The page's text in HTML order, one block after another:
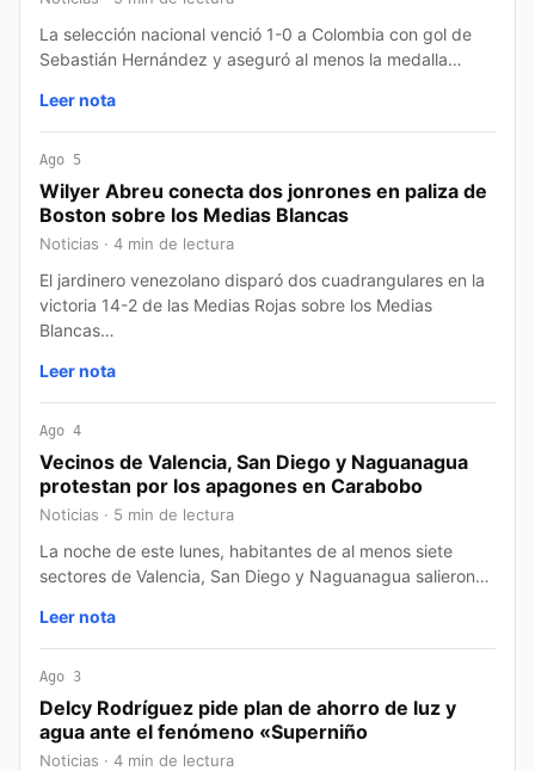
La selección nacional venció 1-0 a Colombia con gol de
Sebastián Hernández y aseguró al menos la medalla…
Leer nota
Ago 5
Wilyer Abreu conecta dos jonrones en paliza de
Boston sobre los Medias Blancas
Noticias · 4 min de lectura
El jardinero venezolano disparó dos cuadrangulares en la
victoria 14-2 de las Medias Rojas sobre los Medias
Blancas…
Leer nota
Ago 4
Vecinos de Valencia, San Diego y Naguanagua
protestan por los apagones en Carabobo
Noticias · 5 min de lectura
La noche de este lunes, habitantes de al menos siete
sectores de Valencia, San Diego y Naguanagua salieron…
Leer nota
Ago 3
Delcy Rodríguez pide plan de ahorro de luz y
agua ante el fenómeno «Superniño
Noticias · 4 min de lectura